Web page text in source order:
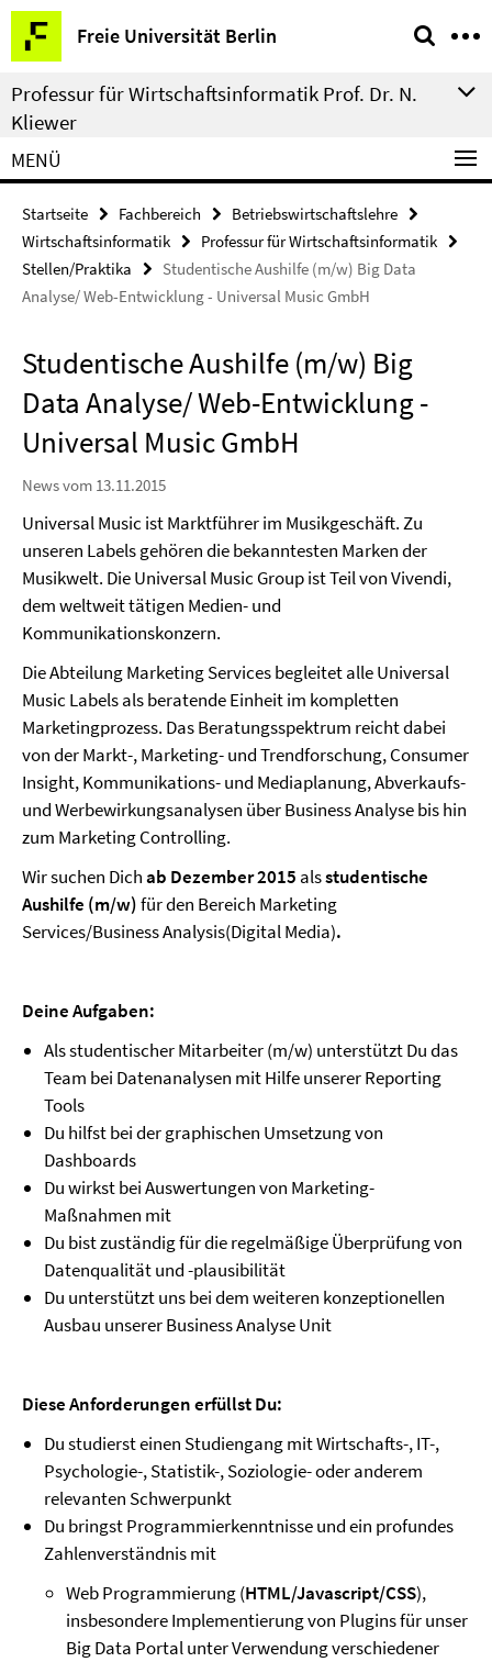
Springe
direkt
zu
Inhalt
Freie Universität Berlin
Service-
Navigation
Professur für Wirtschaftsinformatik Prof. Dr. N.
Kliewer
MENÜ
Startseite Fachbereich
Betriebswirtschaftslehre
Wirtschaftsinformatik
Professur für Wirtschaftsinformatik
Stellen/Praktika
Studentische Aushilfe (m/w) Big Data
Analyse/ Web-Entwicklung - Universal Music GmbH
Studentische Aushilfe (m/w) Big
Data Analyse/ Web-Entwicklung -
Universal Music GmbH
News vom 13.11.2015
Universal Music ist Marktführer im Musikgeschäft. Zu
unseren Labels gehören die bekanntesten Marken der
Musikwelt. Die Universal Music Group ist Teil von Vivendi,
dem weltweit tätigen Medien- und
Kommunikationskonzern.
Die Abteilung Marketing Services begleitet alle Universal
Music Labels als beratende Einheit im kompletten
Marketingprozess. Das Beratungsspektrum reicht dabei
von der Markt-, Marketing- und Trendforschung, Consumer
Insight, Kommunikations- und Mediaplanung, Abverkaufs-
und Werbewirkungsanalysen über Business Analyse bis hin
zum Marketing Controlling.
Wir suchen Dichab Dezember 2015 alsstudentische
Aushilfe (m/w)für den Bereich Marketing
Services/Business Analysis(Digital Media).
Deine Aufgaben:
Als studentischer Mitarbeiter (m/w) unterstützt Du das
Team bei Datenanalysen mit Hilfe unserer Reporting
Tools
Du hilfst bei der graphischen Umsetzung von
Dashboards
Du wirkst bei Auswertungen von Marketing-
Maßnahmen mit
Du bist zuständig für die regelmäßige Überprüfung von
Datenqualität und -plausibilität
Du unterstützt uns bei dem weiteren konzeptionellen
Ausbau unserer Business Analyse Unit
Diese Anforderungen erfüllst Du:
Du studierst einen Studiengang mit Wirtschafts-, IT-,
Psychologie-, Statistik-, Soziologie- oder anderem
relevanten Schwerpunkt
Du bringst Programmierkenntnisse und ein profundes
Zahlenverständnis mit
Web Programmierung (HTML/Javascript/CSS),
insbesondere Implementierung von Plugins für unser
Big Data Portal unter Verwendung verschiedener